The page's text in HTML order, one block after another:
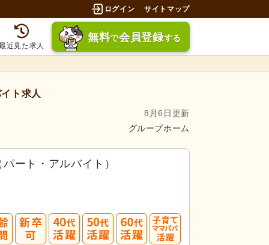
ログイン サイトマップ
近見た求人
無料で会員登録する
ト求人
8月6日更新
グループホーム
ート・アルバイト）